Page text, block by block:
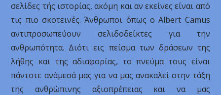
σελίδες τής ιστορίας, ακόμη και αν εκείνες είναι από
τις πιο σκοτεινές. Άνθρωποι όπως ο Albert Camus
αντιπροσωπεύουν σελιδοδείκτες για την
ανθρωπότητα. Διότι εις πείσμα των δράσεων της
λήθης και της αδιαφορίας, το πνεύμα τους είναι
πάντοτε ανάμεσά μας για να μας ανακαλεί στην τάξη
της ανθρώπινης αξιοπρέπειας και να μας